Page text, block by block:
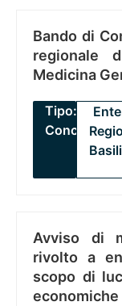
Bando di
regionale
Medicina
Tipo:
Concorsi
Avviso di
rivolto a
scopo di